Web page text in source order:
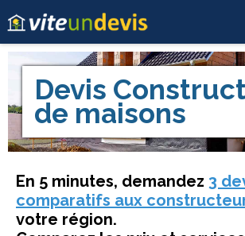
Devis
de maisons
En 5 minutes, demandez 3
comparatifs aux
votre région.